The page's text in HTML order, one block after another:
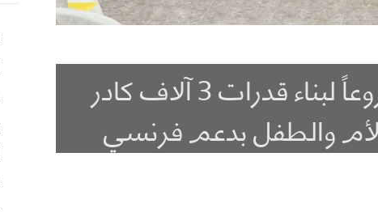
وزير الصحة يدشن مشروعاً لبناء قدرات 3 آلاف كادر
والطفل بدعم فرنسي